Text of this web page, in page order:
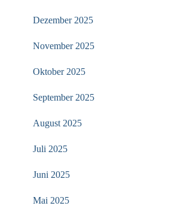
Dezember 2025
November 2025
Oktober 2025
September 2025
August 2025
Juli 2025
Juni 2025
Mai 2025